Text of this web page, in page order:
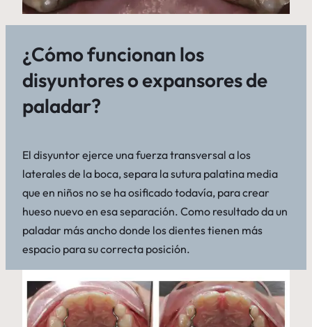
¿Cómo funcionan los
disyuntores o expansores de
paladar?
El disyuntor ejerce una fuerza transversal a los
laterales de la boca, separa la sutura palatina media
que en niños no se ha osificado todavía, para crear
hueso nuevo en esa separación. Como resultado da un
paladar más ancho donde los dientes tienen más
espacio para su correcta posición.